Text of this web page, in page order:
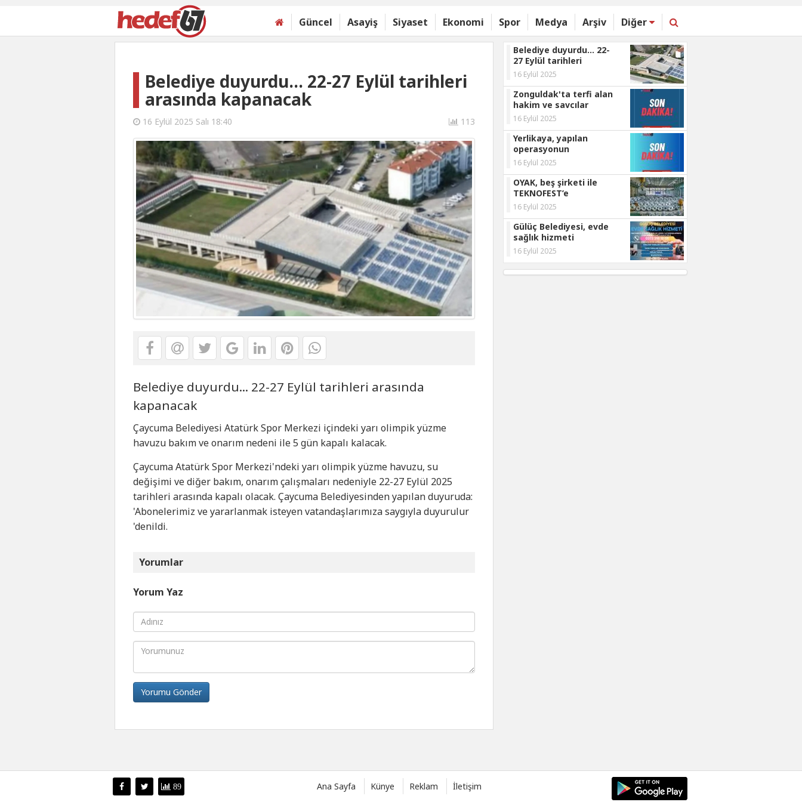
Güncel Asayiş Siyaset Ekonomi Spor Medya Arşiv Diğer
Belediye duyurdu... 22-27 Eylül tarihleri
arasında kapanacak
16 Eylül 2025 Salı 18:40 113
Belediye duyurdu... 22-27 Eylül tarihleri arasında
kapanacak
Çaycuma Belediyesi Atatürk Spor Merkezi içindeki yarı olimpik yüzme
havuzu bakım ve onarım nedeni ile 5 gün kapalı kalacak.
Çaycuma Atatürk Spor Merkezi'ndeki yarı olimpik yüzme havuzu, su
değişimi ve diğer bakım, onarım çalışmaları nedeniyle 22-27 Eylül 2025
tarihleri arasında kapalı olacak. Çaycuma Belediyesinden yapılan duyuruda:
'Abonelerimiz ve yararlanmak isteyen vatandaşlarımıza saygıyla duyurulur
'denildi.
Yorumlar
Yorum Yaz
Yorumu Gönder
Belediye duyurdu... 22-
27 Eylül tarihleri
arasında kapanacak
16 Eylül 2025
Zonguldak'ta terfi alan
hakim ve savcılar
açıklandı...
16 Eylül 2025
Yerlikaya, yapılan
operasyonun
detaylarını açıkladı...
16 Eylül 2025
OYAK, beş şirketi ile
TEKNOFEST’e
katılacak...
16 Eylül 2025
Gülüç Belediyesi, evde
sağlık hizmeti
başlattı...
16 Eylül 2025
89 Ana Sayfa Künye Reklam İletişim